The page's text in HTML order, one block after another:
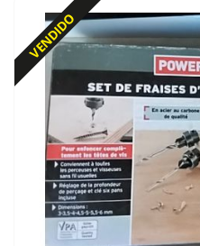
VENDIDO